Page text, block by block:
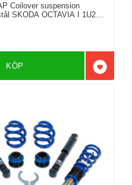
Coilover suspension
SKODA OCTAVIA I 1U2
Lägg
KÖP